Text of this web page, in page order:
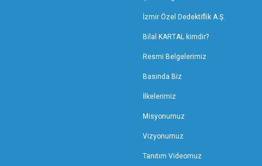
İzmir Özel Dedektiflik A.Ş.
Bilal KARTAL kimdir?
Resmi Belgelerimiz
Basında Biz
İlkelerimiz
Misyonumuz
Vizyonumuz
Tanıtım Videomuz